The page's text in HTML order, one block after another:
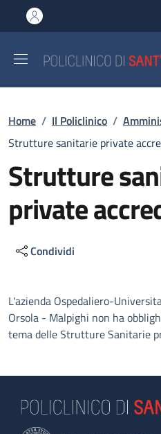
al contenuto principale
to footer content
Briciole di pane
Home / Il Policlinico /
Strutture sanitarie private
Strutture
private
Condividi
Descrizione
L'azienda Ospedaliero-
Orsola - Malpighi non ha
tema delle Strutture Sanitarie